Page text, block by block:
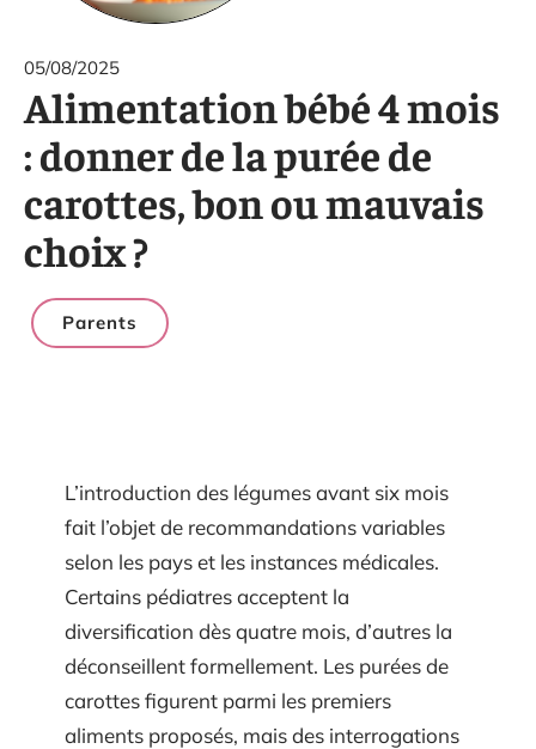
05/08/2025
Alimentation bébé 4 mois
: donner de la purée de
carottes, bon ou mauvais
choix ?
Parents
L’introduction des légumes avant six mois
fait l’objet de recommandations variables
selon les pays et les instances médicales.
Certains pédiatres acceptent la
diversification dès quatre mois, d’autres la
déconseillent formellement. Les purées de
carottes figurent parmi les premiers
aliments proposés, mais des interrogations